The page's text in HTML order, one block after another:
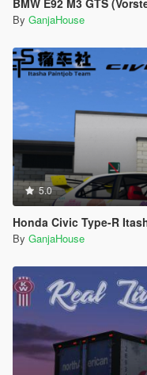
BMW E92 M3 GTS
By GanjaHouse
5.0
Honda Civic Type-R
By GanjaHouse